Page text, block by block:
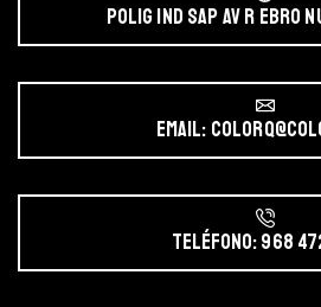
POLIG IND SAP AV r EBRO
Email:
Teléfono: 968